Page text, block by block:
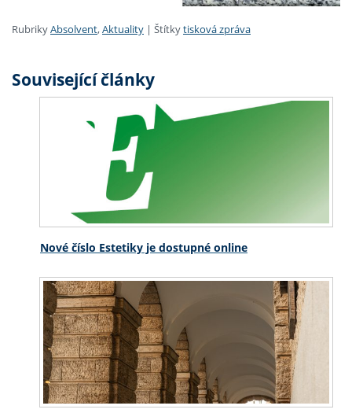
RubrikyAbsolvent,Aktuality | Štítkytisková zpráva
Související články
Nové číslo Estetiky je dostupné online